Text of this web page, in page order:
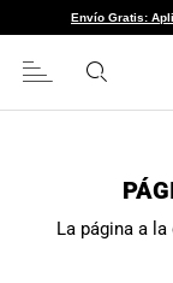
Envío Gratis:
La página a